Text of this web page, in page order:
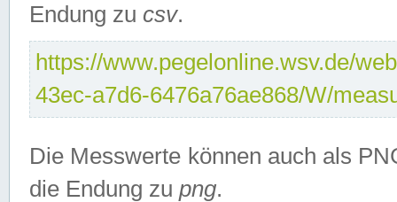
Endung zu csv.
https://www.pegelonline.wsv.de/
43ec-a7d6-6476a76ae868/W/
Die Messwerte können auch als
die Endung zu png.